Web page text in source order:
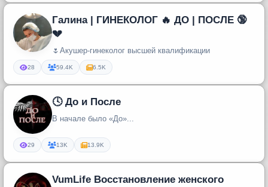
Галина | ГИНЕКОЛОГ 🔥 ДО | ПОСЛЕ 🔞
💔
🌷Акушер-гинеколог высшей квалификации
28 59.4K 6.5K
🕓 До и После
В начале было «До»...
29 13K 13.9K
VumLife Восстановление женского